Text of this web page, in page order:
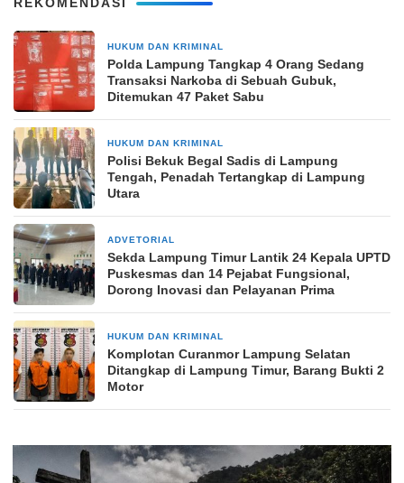
HUKUM DAN KRIMINAL
Polda Lampung Tangkap 4 Orang Sedang
Transaksi Narkoba di Sebuah Gubuk,
Ditemukan 47 Paket Sabu
HUKUM DAN KRIMINAL
Polisi Bekuk Begal Sadis di Lampung
Tengah, Penadah Tertangkap di Lampung
Utara
ADVETORIAL
‎Sekda Lampung Timur Lantik 24 Kepala UPTD
Puskesmas dan 14 Pejabat Fungsional,
Dorong Inovasi dan Pelayanan Prima
HUKUM DAN KRIMINAL
Komplotan Curanmor Lampung Selatan
Ditangkap di Lampung Timur, Barang Bukti 2
Motor